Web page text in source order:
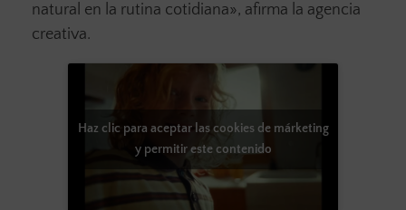
natural en la rutina cotidiana», afirma la agencia
creativa.
Haz clic para aceptar las cookies de márketing
y permitir este contenido